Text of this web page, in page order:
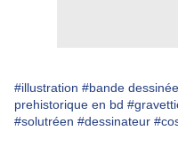
#illustration #bande dessinée
prehistorique en bd
#solutréen #dessinateur